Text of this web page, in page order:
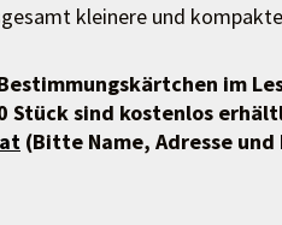
kleinere und
im
Stück sind kostenlos
(Bitte Name, Adresse und